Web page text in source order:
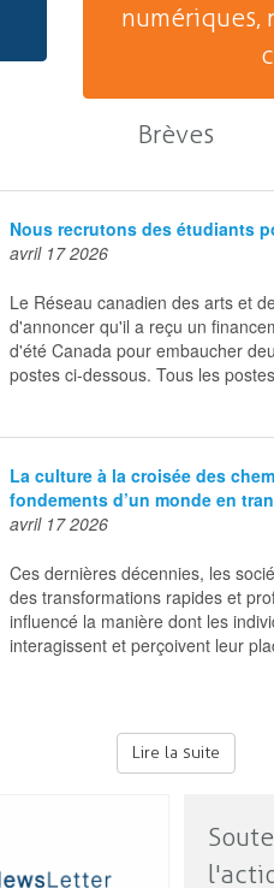
numériques,
Brèves
Nous recrutons des étudiants
avril 17 2026
Le Réseau canadien des arts et
d'annoncer qu'il a reçu un
d'été Canada pour embaucher
postes ci-dessous. Tous les
La culture à la croisée des
fondements d’un monde en
avril 17 2026
Ces dernières décennies, les
des transformations rapides et
influencé la manière dont les
interagissent et perçoivent leur
Lire la suite